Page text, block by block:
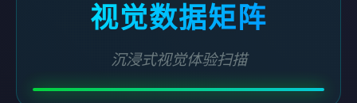
视觉数据矩阵
沉浸式视觉体验扫描